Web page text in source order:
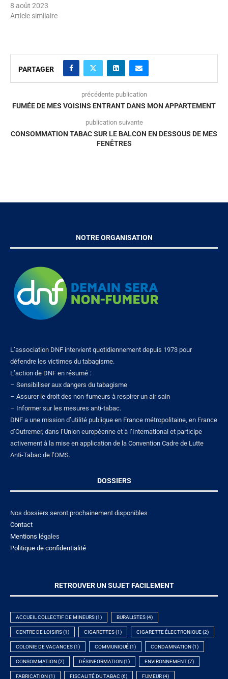
8 août 2023
Article similaire
PARTAGER
précédente publication
FUMÉE DE MES VOISINS ENTRANT DANS MON APPARTEMENT
publication suivante
CONSOMMATION TABAC SUR LE BALCON EN DESSOUS DE MES
FENÊTRES
NOTRE ORGANISATION
L’association DNF intervient quotidiennement depuis 1973 pour
défendre les victimes du tabagisme.
L’action de DNF en résumé :
– Sensibiliser aux dangers du tabagisme
– Assurer le droit des non-fumeurs à respirer un air sain
– Informer sur les mesures anti-tabac.
DNF a une mission d’utilité publique en France métropolitaine, en France
d’Outremer, dans l’Union européenne et à l’International et participe
activement à la mise en application de la Convention Cadre de Lutte
Anti-Tabac de l’OMS.
DOSSIERS
Nos dossiers seront prochainement disponibles
Contact
Mentions légales
Politique de confidentialité
RETROUVER UN SUJET FACILEMENT
ACCUEIL COLLECTIF DE MINEURS(1) BURALISTES(4)
CENTRE DE LOISIRS(1) CIGARETTES(1) CIGARETTE ÉLECTRONIQUE(2)
COLONIE DE VACANCES(1) COMMUNIQUÉ(1) CONDAMNATION (1)
CONSOMMATION (2) DÉSINFORMATION (1) ENVIRONNEMENT(7)
FABRICATION (1) FISCALITÉ DU TABAC (6) FUMEUR(4)